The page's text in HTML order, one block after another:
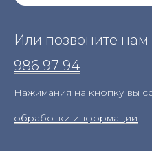
Или позвоните
986 97 94
Нажимания на кнопку вы
обработки информации